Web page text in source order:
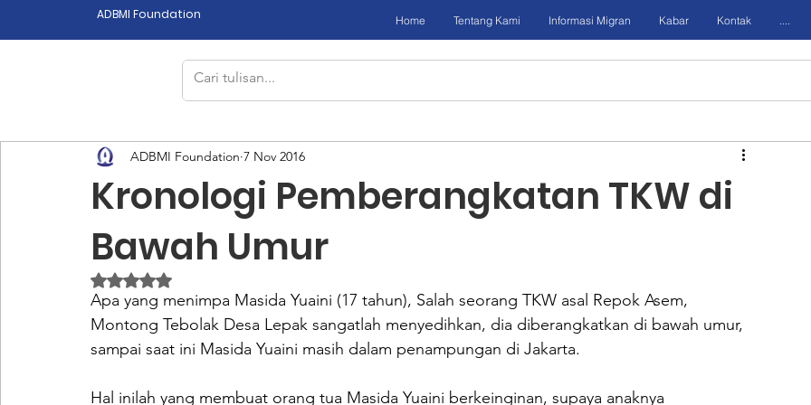
ADBMI Foundation Home Tentang Kami Informasi Migran Kabar Kontak ....
Kronologi Pemberangkatan TKW di
Bawah Umur
ADBMI Foundation 7 Nov 2016
Dinilai NaN dari 5 bintang.
Apa yang menimpa Masida Yuaini (17 tahun), Salah seorang TKW asal Repok Asem,
Montong Tebolak Desa Lepak sangatlah menyedihkan, dia diberangkatkan di bawah umur,
sampai saat ini Masida Yuaini masih dalam penampungan di Jakarta.
Hal inilah yang membuat orang tua Masida Yuaini berkeinginan, supaya anaknya